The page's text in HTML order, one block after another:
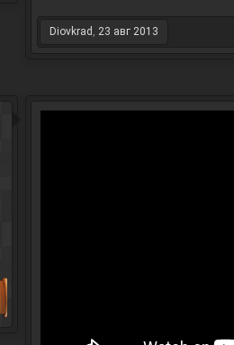
Diovkrad , 23 авг 2013